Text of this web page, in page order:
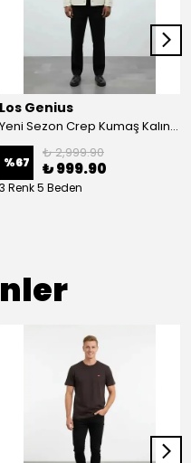
Los Genius
Yeni Sezon Crep Kumaş Kalın Casual Ceket
%67
₺ 2,999.90
₺ 999.90
3 Renk 5 Beden